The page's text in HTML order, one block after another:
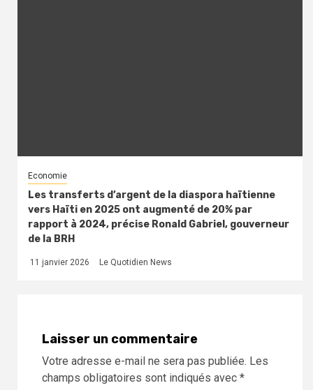
Economie
Les transferts d’argent de la diaspora haïtienne
vers Haïti en 2025 ont augmenté de 20% par
rapport à 2024, précise Ronald Gabriel, gouverneur
de la BRH
11 janvier 2026 Le Quotidien News
Laisser un commentaire
Votre adresse e-mail ne sera pas publiée. Les
champs obligatoires sont indiqués avec *